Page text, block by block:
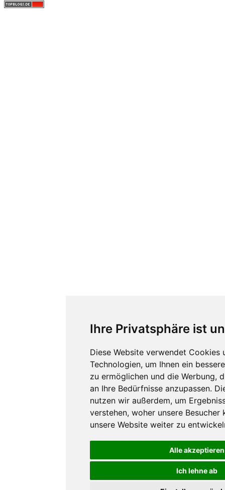
Ihre Privatsphäre ist
Diese Website verwendet Cookies
Technologien, um Ihnen ein
zu ermöglichen und die Werbung,
an Ihre Bedürfnisse anzupassen.
nutzen wir außerdem, um
verstehen, woher unsere Besucher
unsere Website weiter zu
Alle akzeptieren
Ich lehne ab